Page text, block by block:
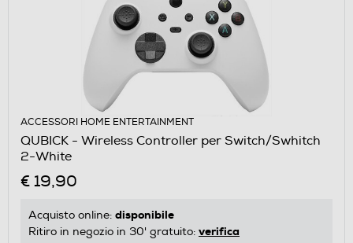
ACCESSORI HOME ENTERTAINMENT
QUBICK - Wireless Controller per Switch/Swhitch
2-White
€ 19,90
Acquisto online: disponibile
Ritiro in negozio in 30' gratuito: verifica